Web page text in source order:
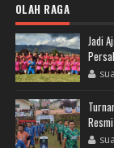
OLAH RAGA
Jadi